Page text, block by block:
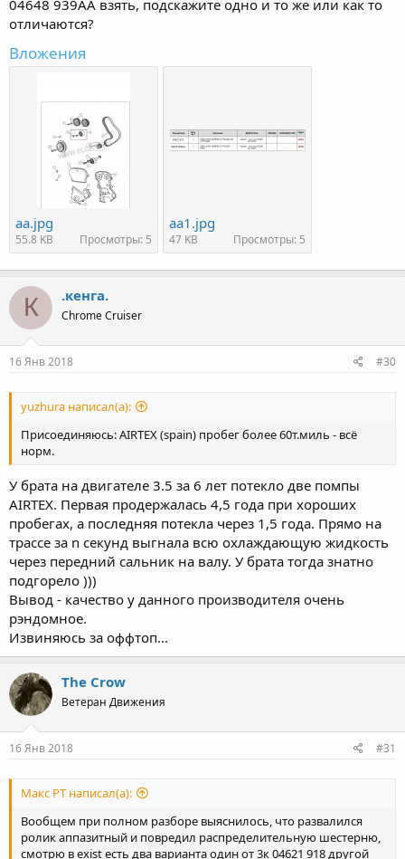
04648 939AA взять, подскажите одно и то же или как то
отличаются?
Вложения
аа.jpg
55.8 KB Просмотры: 5
аа1.jpg
47 KB Просмотры: 5
К .кенга.
Chrome Cruiser
16 Янв 2018 #30
yuzhura написал(а):
Присоединяюсь: AIRTEX (spain) пробег более 60т.миль - всё
норм.
У брата на двигателе 3.5 за 6 лет потекло две помпы
AIRTEX. Первая продержалась 4,5 года при хороших
пробегах, а последняя потекла через 1,5 года. Прямо на
трассе за n секунд выгнала всю охлаждающую жидкость
через передний сальник на валу. У брата тогда знатно
подгорело )))
Вывод - качество у данного производителя очень
рэндомное.
Извиняюсь за оффтоп...
The Crow
Ветеран Движения
16 Янв 2018 #31
Макс PT написал(а):
Вообщем при полном разборе выяснилось, что развалился
ролик аппазитный и повредил распределительную шестерню,
смотрю в exist есть два варианта один от 3к 04621 918 другой